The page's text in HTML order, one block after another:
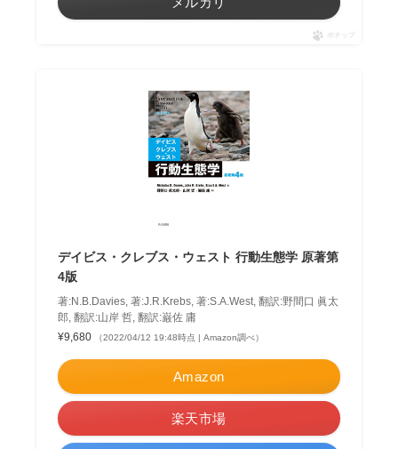
ポチップ
デイビス・クレブス・ウェスト 行動生態学 原著第
4版
著:N.B.Davies, 著:J.R.Krebs, 著:S.A.West, 翻訳:野間口 眞太
郎, 翻訳:山岸 哲, 翻訳:巌佐 庸
¥9,680
（2022/04/12 19:48時点 | Amazon調べ）
Amazon
楽天市場